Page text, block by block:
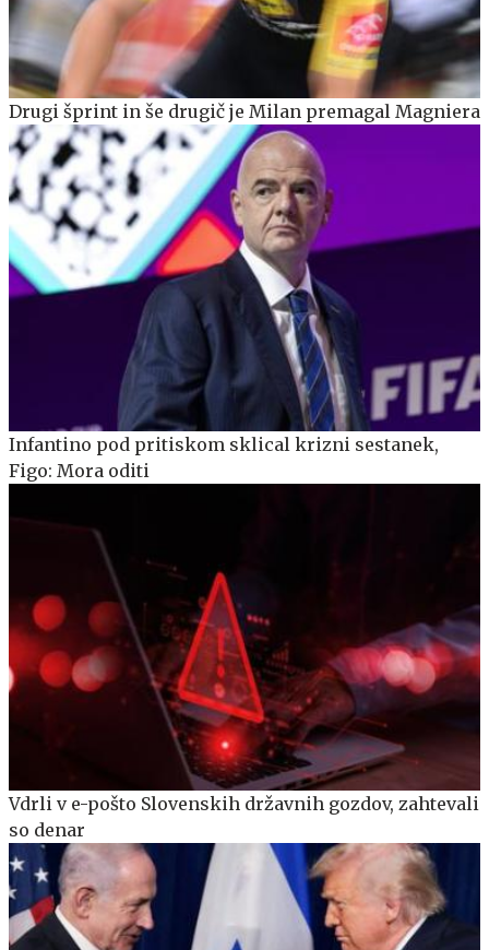
Drugi šprint in še drugič je Milan premagal Magniera
Infantino pod pritiskom sklical krizni sestanek,
Figo: Mora oditi
Vdrli v e-pošto Slovenskih državnih gozdov, zahtevali
so denar